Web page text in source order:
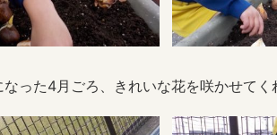
った4月ごろ、きれいな花を咲かせてく